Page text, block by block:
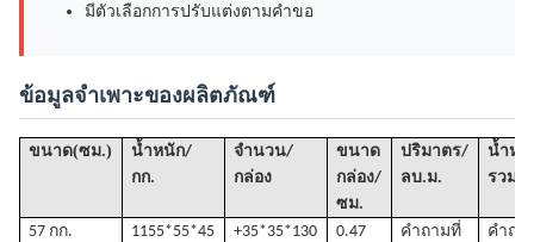
มีตัวเลือกการปรับแต่งตามคำขอ
ข้อมูลจำเพาะของผลิตภัณฑ์
ขนาด(ซม.)
น้ำหนัก/
กก.
จำนวน/
กล่อง
ขนาด
กล่อง/
ซม.
ปริมาตร/
ลบ.ม.
น้ำหนั
รวม(ก
57 กก. 1155*55*45 +35*35*130
0.47
คำถามที่
คำถา